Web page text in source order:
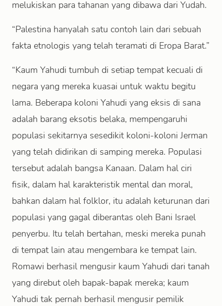
melukiskan para tahanan yang dibawa dari Yudah.
“Palestina hanyalah satu contoh lain dari sebuah
fakta etnologis yang telah teramati di Eropa Barat.”
“Kaum Yahudi tumbuh di setiap tempat kecuali di
negara yang mereka kuasai untuk waktu begitu
lama. Beberapa koloni Yahudi yang eksis di sana
adalah barang eksotis belaka, mempengaruhi
populasi sekitarnya sesedikit koloni-koloni Jerman
yang telah didirikan di samping mereka. Populasi
tersebut adalah bangsa Kanaan. Dalam hal ciri
fisik, dalam hal karakteristik mental dan moral,
bahkan dalam hal folklor, itu adalah keturunan dari
populasi yang gagal diberantas oleh Bani Israel
penyerbu. Itu telah bertahan, meski mereka punah
di tempat lain atau mengembara ke tempat lain.
Romawi berhasil mengusir kaum Yahudi dari tanah
yang direbut oleh bapak-bapak mereka; kaum
Yahudi tak pernah berhasil mengusir pemilik